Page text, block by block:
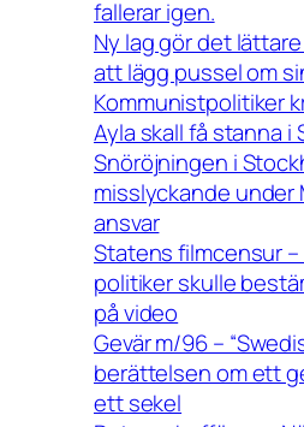
fallerar igen.
Ny lag gör det
att lägg pussel om
Kommunistpolitiker
Ayla skall få stanna i
Snöröjningen i
misslyckande under
ansvar
Statens filmcensur
politiker skulle
på video
Gevär m/96 –
berättelsen om ett
ett sekel